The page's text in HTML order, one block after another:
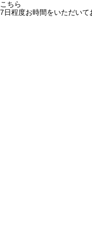
ちら
程度お時間をいただい